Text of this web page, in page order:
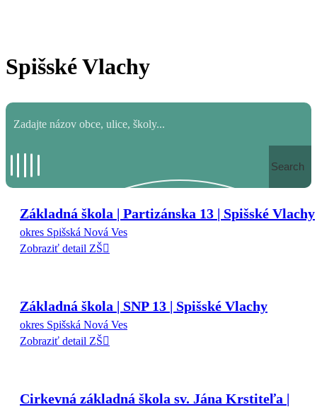
Spišské Vlachy
Search
Základná škola | Partizánska 13 | Spišské Vlachy
okres Spišská Nová Ves
Zobraziť detail ZŠ
Základná škola | SNP 13 | Spišské Vlachy
okres Spišská Nová Ves
Zobraziť detail ZŠ
Cirkevná základná škola sv. Jána Krstiteľa |